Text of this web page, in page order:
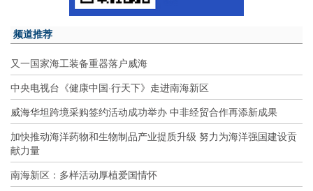
频道推荐
又一国家海工装备重器落户威海
中央电视台《健康中国·行天下》走进南海新区
威海华坦跨境采购签约活动成功举办 中非经贸合作再添新成果
加快推动海洋药物和生物制品产业提质升级 努力为海洋强国建设贡
献力量
南海新区：多样活动厚植爱国情怀